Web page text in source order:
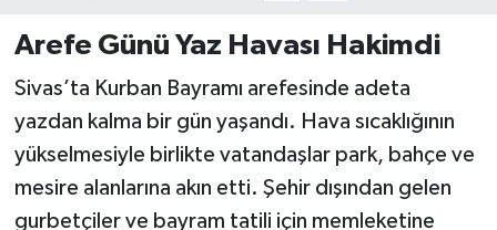
Arefe Günü Yaz Havası Hakimdi
Sivas’ta Kurban Bayramı arefesinde adeta
yazdan kalma bir gün yaşandı. Hava sıcaklığının
yükselmesiyle birlikte vatandaşlar park, bahçe ve
mesire alanlarına akın etti. Şehir dışından gelen
gurbetçiler ve bayram tatili için memleketine